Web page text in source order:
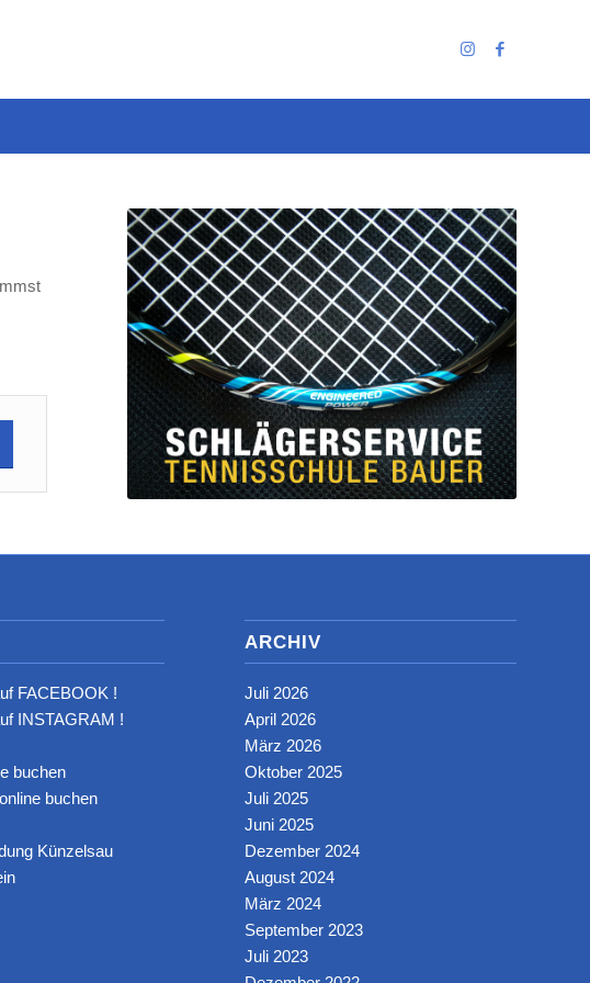
FACEBOOK !
INSTAGRAM !
buchen
buchen
Künzelsau
ARCHIV
Juli 2026
April 2026
März 2026
Oktober 2025
Juli 2025
Juni 2025
Dezember 2024
August 2024
März 2024
September 2023
Juli 2023